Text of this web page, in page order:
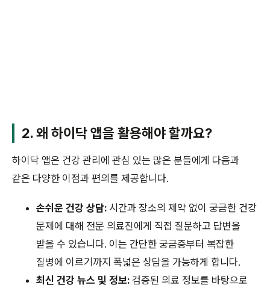
2. 왜 하이닥 앱을 활용해야 할까요?
하이닥 앱은 건강 관리에 관심 있는 많은 분들에게 다음과
같은 다양한 이점과 편의를 제공합니다.
손쉬운 건강 상담: 시간과 장소의 제약 없이 궁금한 건강
문제에 대해 전문 의료진에게 직접 질문하고 답변을
받을 수 있습니다. 이는 간단한 궁금증부터 복잡한
질병에 이르기까지 폭넓은 상담을 가능하게 합니다.
최신 건강 뉴스 및 정보: 검증된 의료 정보를 바탕으로